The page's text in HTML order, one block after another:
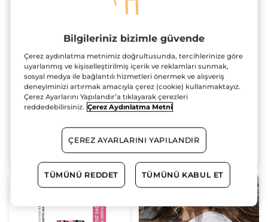
Sirkesi / Toniği - Normal
Saçlar / Brillance -
Vegan
(210)
599.90 TL
SEPETE EKLE
Sirkesi / Toniği - Normal
Saçlar / Brillance -
Vegan
150 ml
(231)
369.90 TL
SEPETE EKLE
Bilgileriniz bizimle güvende
Çerez aydınlatma metnimiz doğrultusunda, tercihlerinize göre
uyarlanmış ve kişiselleştirilmiş içerik ve reklamları sunmak,
sosyal medya ile bağlantılı hizmetleri önermek ve alışveriş
deneyiminizi artırmak amacıyla çerez (cookie) kullanmaktayız.
Çerez Ayarlarını Yapılandır’a tıklayarak çerezleri
reddedebilirsiniz. Çerez Aydınlatma Metni
ÇEREZ AYARLARINI YAPILANDIR
TÜMÜNÜ REDDET TÜMÜNÜ KABUL ET